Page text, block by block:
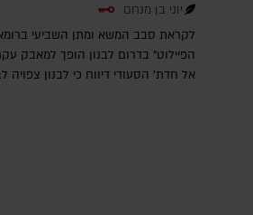
יוני בן מנחם
לקראת סבב המשא ומתן השביעי ברומא,
הפיילוט" בדרום לבנון הופך למאבק
אל חדת' הסעודי דיווח כי לבנון